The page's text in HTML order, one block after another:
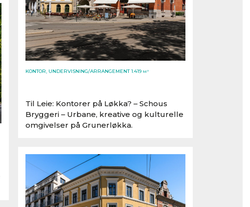
KONTOR, UNDERVISNING/ARRANGEMENT 1.419 M²
Til Leie: Kontorer på Løkka? – Schous
Bryggeri – Urbane, kreative og kulturelle
omgivelser på Grunerløkka.